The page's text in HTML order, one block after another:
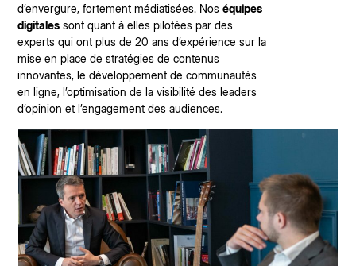
d’envergure, fortement médiatisées. Nos équipes
digitalessont quant à elles pilotées par des
experts qui ont plus de 20 ans d’expérience sur la
mise en place de stratégies de contenus
innovantes, le développement de communautés
en ligne, l’optimisation de la visibilité des leaders
d’opinion et l’engagement des audiences.